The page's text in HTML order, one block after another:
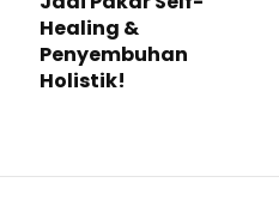
Healing &
Penyembuhan
Holistik!